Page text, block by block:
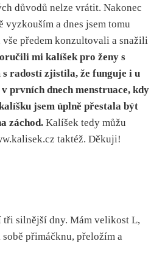
důvodů nelze vrátit. Nakonec
vyzkouším a dnes jsem tomu
vše předem konzultovali a snažili
mi kalíšek pro ženy s
radostí zjistila, že funguje i u
prvních dnech menstruace, kdy
jsem úplně přestala být
záchod. Kalíšek tedy můžu
taktéž. Děkuji!
tři silnější dny. Mám velikost L,
přimáčknu, přeložím a